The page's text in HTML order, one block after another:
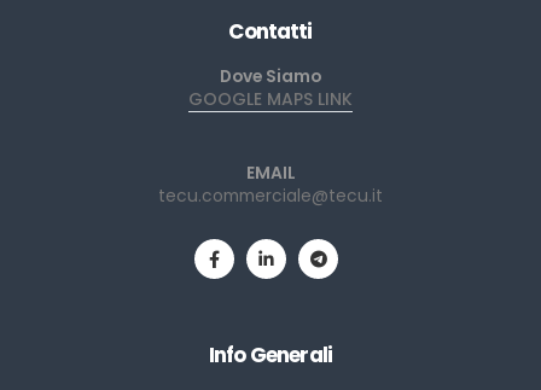
Contatti
Dove Siamo
GOOGLE MAPS LINK
EMAIL
tecu.commerciale@tecu.it
Info Generali